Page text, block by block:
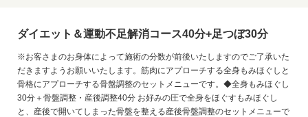
ダイエット＆運動不足解消コース40分+足つぼ30分
※お客さまのお身体によって施術の分数が前後いたしますのでご了承いた
だきますようお願いいたします。筋肉にアプローチする全身もみほぐしと
骨格にアプローチする骨盤調整のセットメニューです。◆全身もみほぐし
30分＋骨盤調整・産後調整40分 お好みの圧で全身をほぐすもみほぐし
と、産後で開いてしまった骨盤を整える産後骨盤調整のセットメニューで